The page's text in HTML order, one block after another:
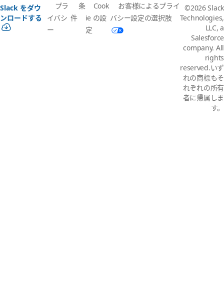
Slack をダウ
ンロードする
プラ
イバシ
ー
条
件
Cook
ie の設
定
お客様によるプライ
バシー設定の選択肢
©2026 Slack
Technologies,
LLC, a
Salesforce
company. All
rights
reserved.いず
れの商標もそ
れぞれの所有
者に帰属しま
す。